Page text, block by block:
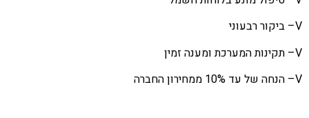
רבעוני
המערכת ומענה זמין
של עד 10% ממחירון החברה